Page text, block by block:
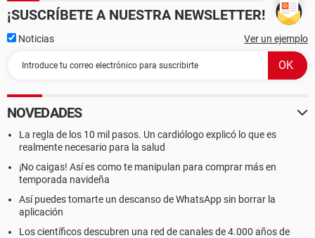
¡SUSCRÍBETE A NUESTRA NEWSLETTER!
Noticias Ver un ejemplo
NOVEDADES
La regla de los 10 mil pasos. Un cardiólogo explicó lo que es
realmente necesario para la salud
¡No caigas! Así es como te manipulan para comprar más en
temporada navideña
Así puedes tomarte un descanso de WhatsApp sin borrar la
aplicación
Los científicos descubren una red de canales de 4.000 años de